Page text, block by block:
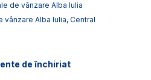
de vânzare Alba Iulia
vânzare Alba Iulia, Central
de închiriat